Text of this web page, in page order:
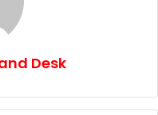
Desk